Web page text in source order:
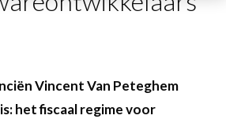
Vincent Van Peteghem
het fiscaal regime voor
Over FeWeb